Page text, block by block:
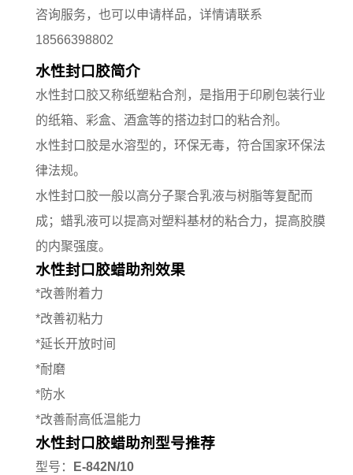
咨询服务，也可以申请样品，详情请联系
18566398802
水性封口胶简介
水性封口胶又称纸塑粘合剂，是指用于印刷包装行业
的纸箱、彩盒、酒盒等的搭边封口的粘合剂。
水性封口胶是水溶型的，环保无毒，符合国家环保法
律法规。
水性封口胶一般以高分子聚合乳液与树脂等复配而
成；蜡乳液可以提高对塑料基材的粘合力，提高胶膜
的内聚强度。
水性封口胶蜡助剂效果
*改善附着力
*改善初粘力
*延长开放时间
*耐磨
*防水
*改善耐高低温能力
水性封口胶蜡助剂型号推荐
型号：
E-842N/10